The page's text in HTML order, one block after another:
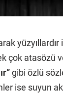
çok atasözü
gibi özlü
ise suyun